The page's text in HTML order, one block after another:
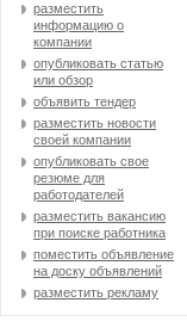
разместить
информацию о
компании
опубликовать статью
или обзор
объявить тендер
разместить новости
своей компании
опубликовать свое
резюме для
работодателей
разместить вакансию
при поиске работника
поместить объявление
на доску объявлений
разместить рекламу